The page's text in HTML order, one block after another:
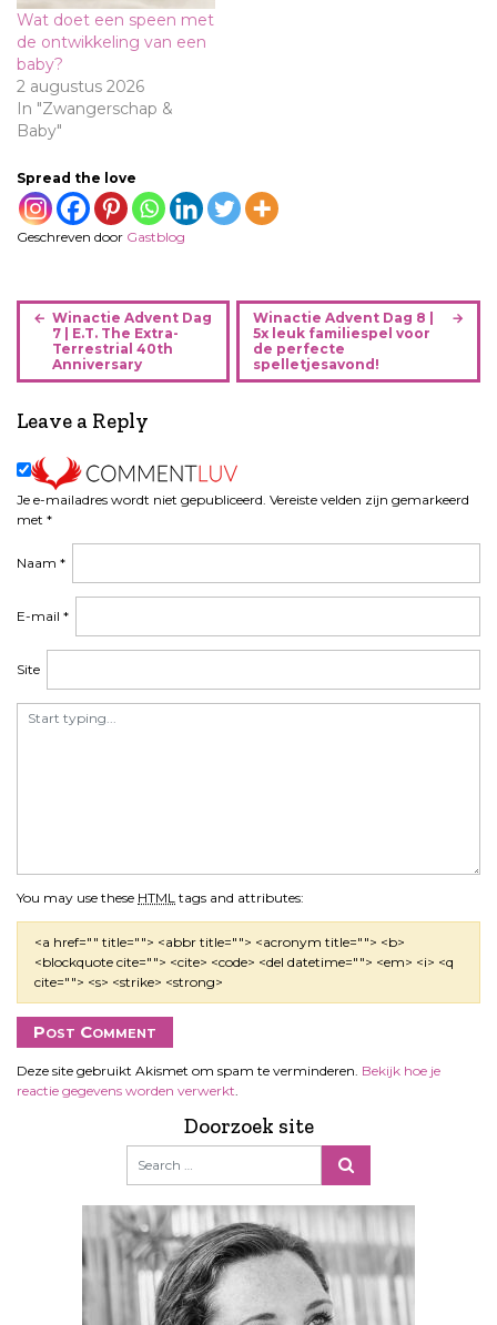
Wat doet een speen met
de ontwikkeling van een
baby?
2 augustus 2026
In "Zwangerschap &
Baby"
Spread the love
Geschreven door Gastblog
B
i
c
h
t
n
a
v
i
t
e
Winactie Advent Dag
7 | E.T. The Extra-
Terrestrial 40th
Anniversary
Winactie Advent Dag 8 |
5x leuk familiespel voor
de perfecte
spelletjesavond!
Leave a Reply
Je e-mailadres wordt niet gepubliceerd. Vereiste velden zijn gemarkeerd
met *
You may use these HTML tags and attributes:
<a href="" title=""> <abbr title=""> <acronym title=""> <b>
<blockquote cite=""> <cite> <code> <del datetime=""> <em> <i> <q
cite=""> <s> <strike> <strong>
Naam *
E-mail *
Site
Deze site gebruikt Akismet om spam te verminderen. Bekijk hoe je
reactie gegevens worden verwerkt
Doorzoek site